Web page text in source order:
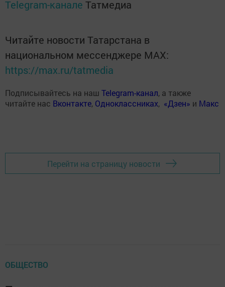
Telegram-канале Татмедиа
Читайте новости Татарстана в
национальном мессенджере MАХ:
https://max.ru/tatmedia
Подписывайтесь на наш Telegram-канал, а также
читайте нас Вконтакте, Одноклассниках, «Дзен» и Макс
Перейти на страницу новости
ОБЩЕСТВО